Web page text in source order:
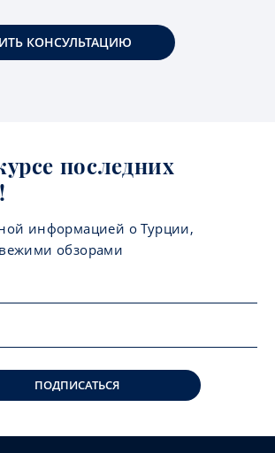
КОНСУЛЬТАЦИЮ
последних
информацией о Турции,
обзорами
ПОДПИСАТЬСЯ